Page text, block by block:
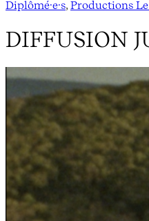
Diplômé·e·s, Productions
DIFFUSION